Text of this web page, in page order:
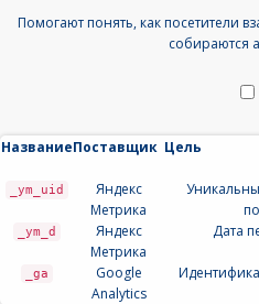
Помогают понять, как посетители
собираются
НазваниеПоставщик Цель
_ym_uid
Яндекс
Метрика
_ym_d
Яндекс
Метрика
Дата
_ga
Google
Analytics